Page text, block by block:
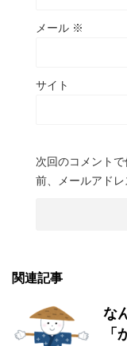
メール ※
サイト
次回のコメント
前、メールアドレ
関連記事
な